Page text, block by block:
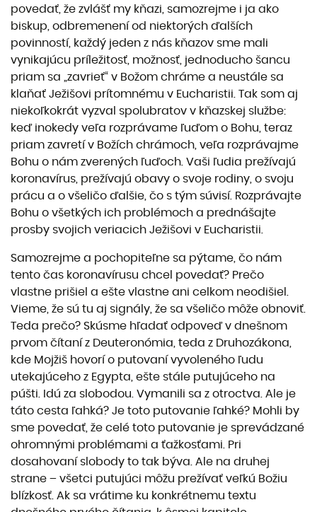
povedať, že zvlášť my kňazi, samozrejme i ja ako
biskup, odbremenení od niektorých ďalších
povinností, každý jeden z nás kňazov sme mali
vynikajúcu príležitosť, možnosť, jednoducho šancu
priam sa „zavrieť“ v Božom chráme a neustále sa
klaňať Ježišovi prítomnému v Eucharistii. Tak som aj
niekoľkokrát vyzval spolubratov v kňazskej službe:
keď inokedy veľa rozprávame ľuďom o Bohu, teraz
priam zavretí v Božích chrámoch, veľa rozprávajme
Bohu o nám zverených ľuďoch. Vaši ľudia prežívajú
koronavírus, prežívajú obavy o svoje rodiny, o svoju
prácu a o všeličo ďalšie, čo s tým súvisí. Rozprávajte
Bohu o všetkých ich problémoch a prednášajte
prosby svojich veriacich Ježišovi v Eucharistii.
Samozrejme a pochopiteľne sa pýtame, čo nám
tento čas koronavírusu chcel povedať? Prečo
vlastne prišiel a ešte vlastne ani celkom neodišiel.
Vieme, že sú tu aj signály, že sa všeličo môže obnoviť.
Teda prečo? Skúsme hľadať odpoveď v dnešnom
prvom čítaní z Deuteronómia, teda z Druhozákona,
kde Mojžiš hovorí o putovaní vyvoleného ľudu
utekajúceho z Egypta, ešte stále putujúceho na
púšti. Idú za slobodou. Vymanili sa z otroctva. Ale je
táto cesta ľahká? Je toto putovanie ľahké? Mohli by
sme povedať, že celé toto putovanie je sprevádzané
ohromnými problémami a ťažkosťami. Pri
dosahovaní slobody to tak býva. Ale na druhej
strane – všetci putujúci môžu prežívať veľkú Božiu
blízkosť. Ak sa vrátime ku konkrétnemu textu